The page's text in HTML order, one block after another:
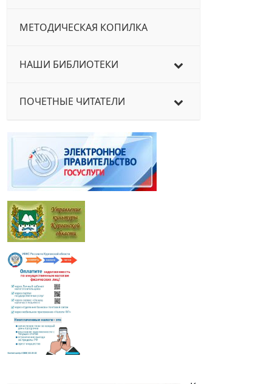
МЕТОДИЧЕСКАЯ КОПИЛКА
НАШИ БИБЛИОТЕКИ
ПОЧЕТНЫЕ ЧИТАТЕЛИ